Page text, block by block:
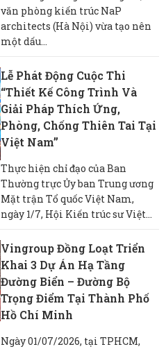
văn phòng kiến trúc NaP
architects (Hà Nội) vừa tạo nên
một dấu...
Lễ Phát Động Cuộc Thi
“Thiết Kế Công Trình Và
Giải Pháp Thích Ứng,
Phòng, Chống Thiên Tai Tại
Việt Nam”
Thực hiện chỉ đạo của Ban
Thường trực Ủy ban Trung ương
Mặt trận Tổ quốc Việt Nam,
ngày 1/7, Hội Kiến trúc sư Việt...
Vingroup Đồng Loạt Triển
Khai 3 Dự Án Hạ Tầng
Đường Biển – Đường Bộ
Trọng Điểm Tại Thành Phố
Hồ Chí Minh
Ngày 01/07/2026, tại TPHCM,